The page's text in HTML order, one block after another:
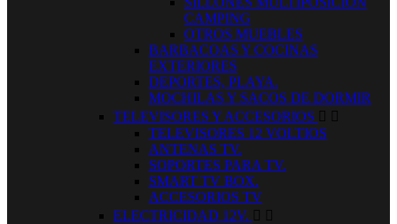
CAMPING
OTROS MUEBLES
BARBACOAS Y COCINAS
EXTERIORES
DEPORTES, PLAYA.
MOCHILAS Y SACOS DE DORMIR
TELEVISORES Y ACCESORIOS  
TELEVISORES 12 VOLTIOS
ANTENAS TV.
SOPORTES PARA TV.
SMART TV BOX.
ACCESORIOS TV
ELECTRICIDAD 12V.  